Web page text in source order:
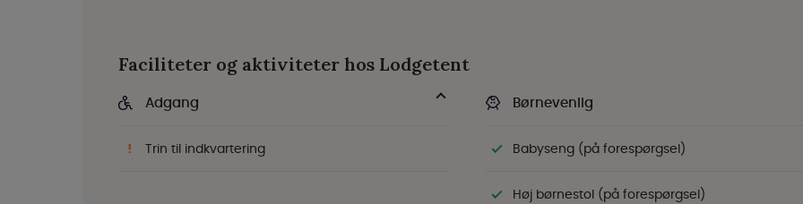
Faciliteter og aktiviteter hos Lodgetent
Adgang
Trin til indkvartering
Børnevenlig
Babyseng (på forespørgsel)
Høj børnestol (på forespørgsel)